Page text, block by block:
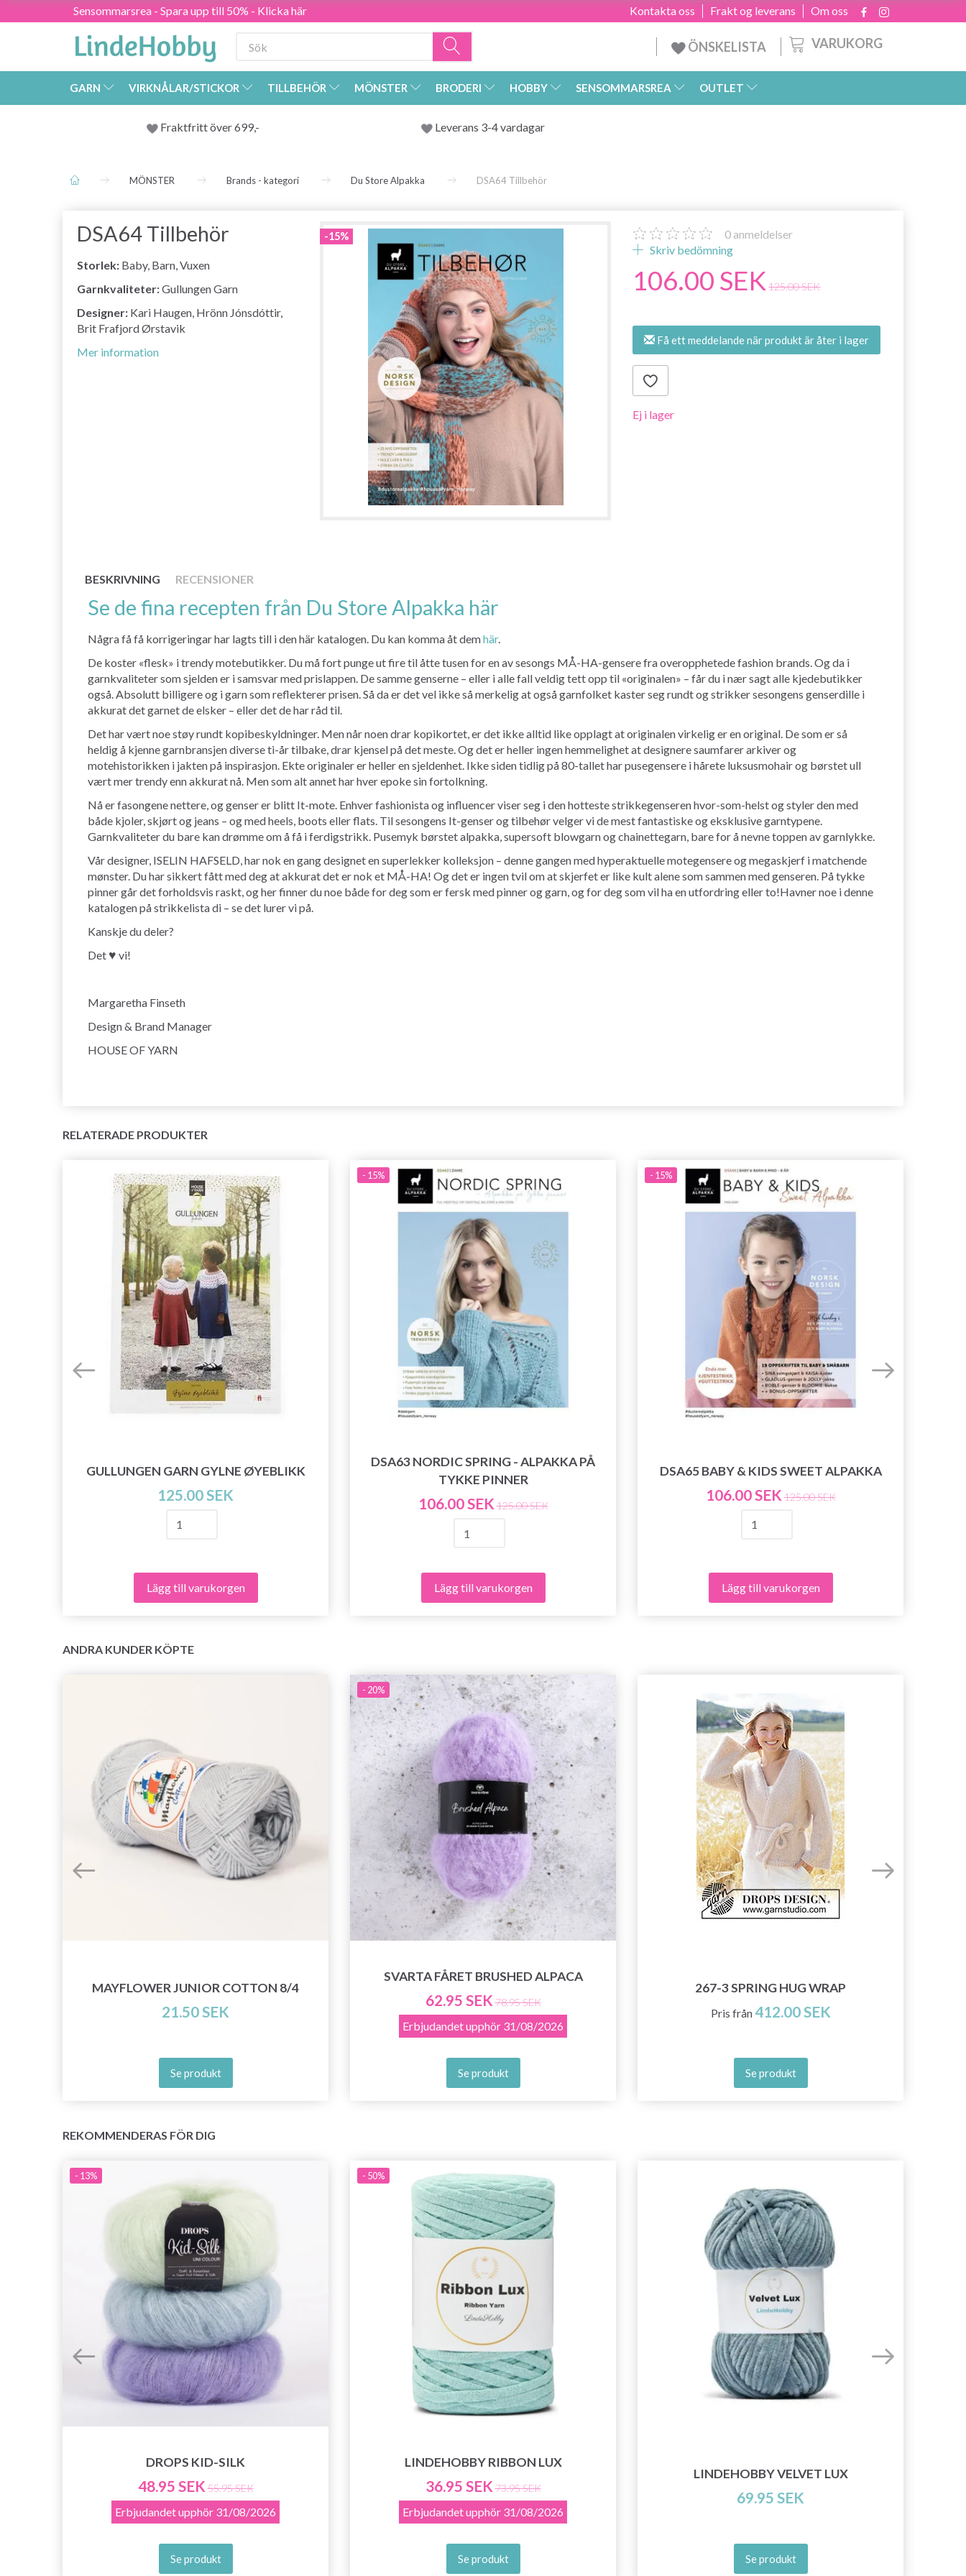
Sensommarsrea - Spara upp till 50% - Klicka här Om oss
Frakt og leverans
Kontakta oss
VARUKORG
ÖNSKELISTA
GARN VIRKNÅLAR/STICKOR TILLBEHÖR MÖNSTER BRODERI HOBBY SENSOMMARSREA OUTLET
Fraktfritt över 699,- Leverans 3-4 vardagar
MÖNSTER Brands - kategori Du Store Alpakka DSA64 Tillbehör
DSA64 Tillbehör
Storlek: Baby, Barn, Vuxen
Garnkvaliteter:Gullungen Garn
Designer: Kari Haugen, Hrönn Jónsdóttir,
Brit Frafjord Ørstavik
Mer information
-15% 0 anmeldelser
Skriv bedömning
106.00 SEK 125.00 SEK
Få ett meddelande när produkt är åter i lager
Ej i lager
BESKRIVNING RECENSIONER
Se de fina recepten från Du Store Alpakka här
Några få få korrigeringar har lagts till i den här katalogen. Du kan komma åt demhär.
De koster «flesk» i trendy motebutikker. Du må fort punge ut fire til åtte tusen for en av sesongs MÅ-HA-gensere fra overopphetede fashion brands. Og da i
garnkvaliteter som sjelden er i samsvar med prislappen. De samme genserne – eller i alle fall veldig tett opp til «originalen» – får du i nær sagt alle kjedebutikker
også. Absolutt billigere og i garn som reflekterer prisen. Så da er det vel ikke så merkelig at også garnfolket kaster seg rundt og strikker sesongens genserdille i
akkurat det garnet de elsker – eller det de har råd til.
Det har vært noe støy rundt kopibeskyldninger. Men når noen drar kopikortet, er det ikke alltid like opplagt at originalen virkelig er en original. De som er så
heldig å kjenne garnbransjen diverse ti-år tilbake, drar kjensel på det meste. Og det er heller ingen hemmelighet at designere saumfarer arkiver og
motehistorikken i jakten på inspirasjon. Ekte originaler er heller en sjeldenhet. Ikke siden tidlig på 80-tallet har pusegensere i hårete luksusmohair og børstet ull
vært mer trendy enn akkurat nå. Men som alt annet har hver epoke sin fortolkning.
Nå er fasongene nettere, og genser er blitt It-mote. Enhver fashionista og influencer viser seg i den hotteste strikkegenseren hvor-som-helst og styler den med
både kjoler, skjørt og jeans – og med heels, boots eller flats. Til sesongens It-genser og tilbehør velger vi de mest fantastiske og eksklusive garntypene.
Garnkvaliteter du bare kan drømme om å få i ferdigstrikk. Pusemyk børstet alpakka, supersoft blowgarn og chainettegarn, bare for å nevne toppen av garnlykke.
Vår designer, ISELIN HAFSELD, har nok en gang designet en superlekker kolleksjon – denne gangen med hyperaktuelle motegensere og megaskjerf i matchende
mønster. Du har sikkert fått med deg at akkurat det er nok et MÅ-HA! Og det er ingen tvil om at skjerfet er like kult alene som sammen med genseren. På tykke
pinner går det forholdsvis raskt, og her finner du noe både for deg som er fersk med pinner og garn, og for deg som vil ha en utfordring eller to!Havner noe i denne
katalogen på strikkelista di – se det lurer vi på.
Kanskje du deler?
Det ♥ vi!
Margaretha Finseth
Design & Brand Manager
HOUSE OF YARN
RELATERADE PRODUKTER
GULLUNGEN GARN GYLNE ØYEBLIKK
125.00 SEK
Lägg till varukorgen
- 15%
DSA63 NORDIC SPRING - ALPAKKA PÅ
TYKKE PINNER
106.00 SEK 125.00 SEK
Lägg till varukorgen
- 15%
DSA65 BABY & KIDS SWEET ALPAKKA
106.00 SEK 125.00 SEK
Lägg till varukorgen
ANDRA KUNDER KÖPTE
MAYFLOWER JUNIOR COTTON 8/4
21.50 SEK
Se produkt
- 20%
SVARTA FÅRET BRUSHED ALPACA
62.95 SEK 78.95 SEK
Erbjudandet upphör 31/08/2026
Se produkt
267-3 SPRING HUG WRAP
Pris från412.00 SEK
Se produkt
REKOMMENDERAS FÖR DIG
- 13%
DROPS KID-SILK
48.95 SEK 55.95 SEK
Erbjudandet upphör 31/08/2026
Se produkt
- 50%
LINDEHOBBY RIBBON LUX
36.95 SEK 73.95 SEK
Erbjudandet upphör 31/08/2026
Se produkt
LINDEHOBBY VELVET LUX
69.95 SEK
Se produkt
Spara upp till 50%!
Bli en del av vår garn-gemenskap och få
Prenumerera
Nej tack